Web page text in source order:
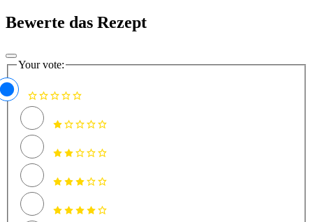
Bewerte das Rezept
Your vote: